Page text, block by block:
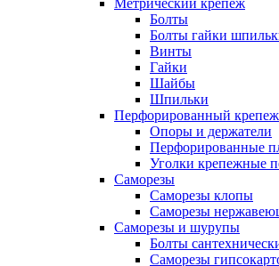
Метрический крепеж
Болты
Болты гайки
Винты
Гайки
Шайбы
Шпильки
Перфорированный крепеж
Опоры и держатели
Перфорированные
Уголки крепежные
Саморезы
Саморезы клопы
Саморезы
Саморезы и шурупы
Болты
Саморезы